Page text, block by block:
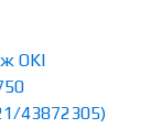
OKI
43872305)